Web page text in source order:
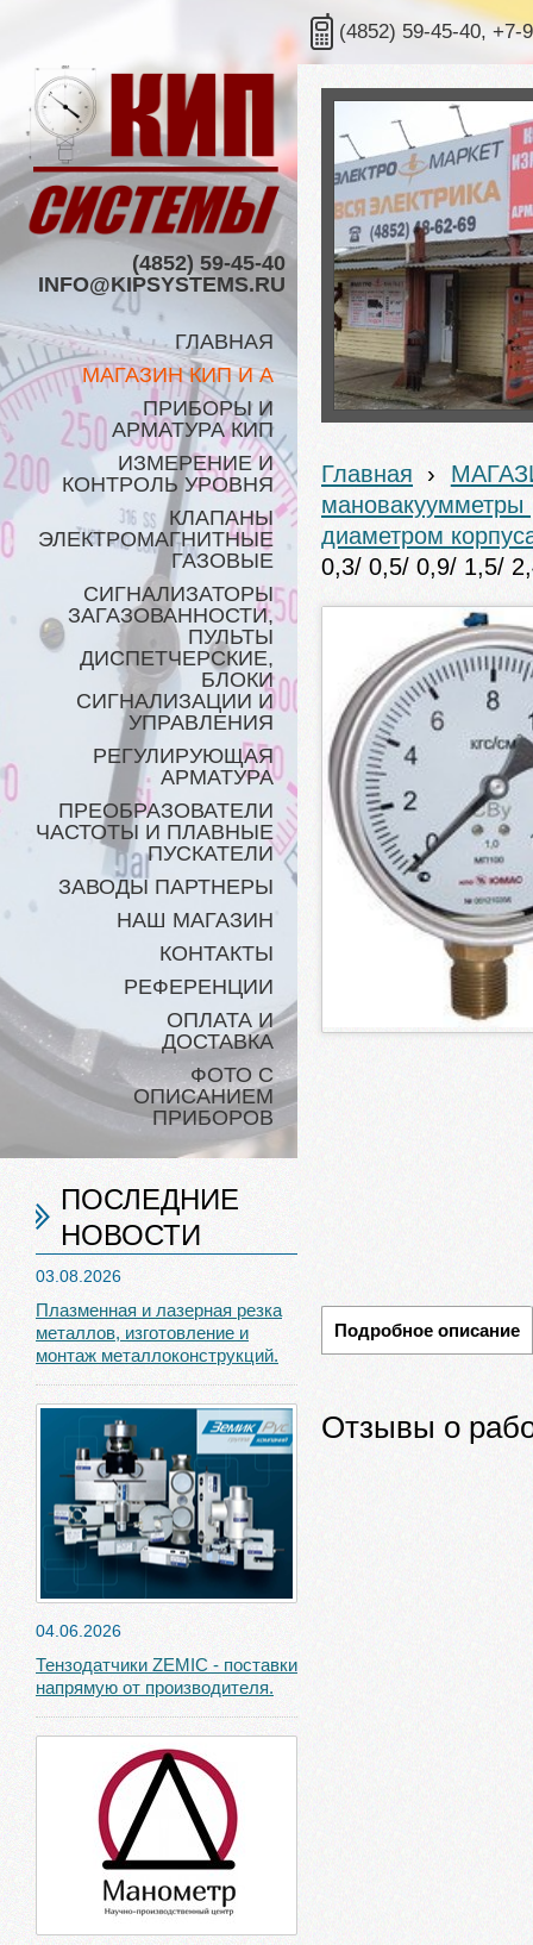
(4852) 59-45-40, +7-
(4852) 59-45-40
INFO@KIPSYSTEMS.RU
ГЛАВНАЯ
МАГАЗИН КИП И А
ПРИБОРЫ И
АРМАТУРА КИП
ИЗМЕРЕНИЕ И
КОНТРОЛЬ УРОВНЯ
КЛАПАНЫ
ЭЛЕКТРОМАГНИТНЫЕ
ГАЗОВЫЕ
СИГНАЛИЗАТОРЫ
ЗАГАЗОВАННОСТИ,
ПУЛЬТЫ
ДИСПЕТЧЕРСКИЕ,
БЛОКИ
СИГНАЛИЗАЦИИ И
УПРАВЛЕНИЯ
РЕГУЛИРУЮЩАЯ
АРМАТУРА
ПРЕОБРАЗОВАТЕЛИ
ЧАСТОТЫ И ПЛАВНЫЕ
ПУСКАТЕЛИ
ЗАВОДЫ ПАРТНЕРЫ
НАШ МАГАЗИН
КОНТАКТЫ
РЕФЕРЕНЦИИ
ОПЛАТА И
ДОСТАВКА
ФОТО С
ОПИСАНИЕМ
ПРИБОРОВ
ПОСЛЕДНИЕ
НОВОСТИ
03.08.2026
Плазменная и лазерная резка
металлов, изготовление и
монтаж металлоконструкций.
04.06.2026
Тензодатчики ZEMIC - поставки
напрямую от производителя.
Главная ›
мановакуумметры
диаметром
0,3/ 0,5/ 0,9/ 1,5/
Подробное описание
Отзывы о